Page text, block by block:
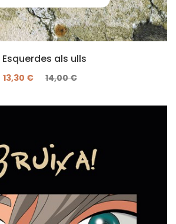
Esquerdes als ulls
13,30 € 14,00 €